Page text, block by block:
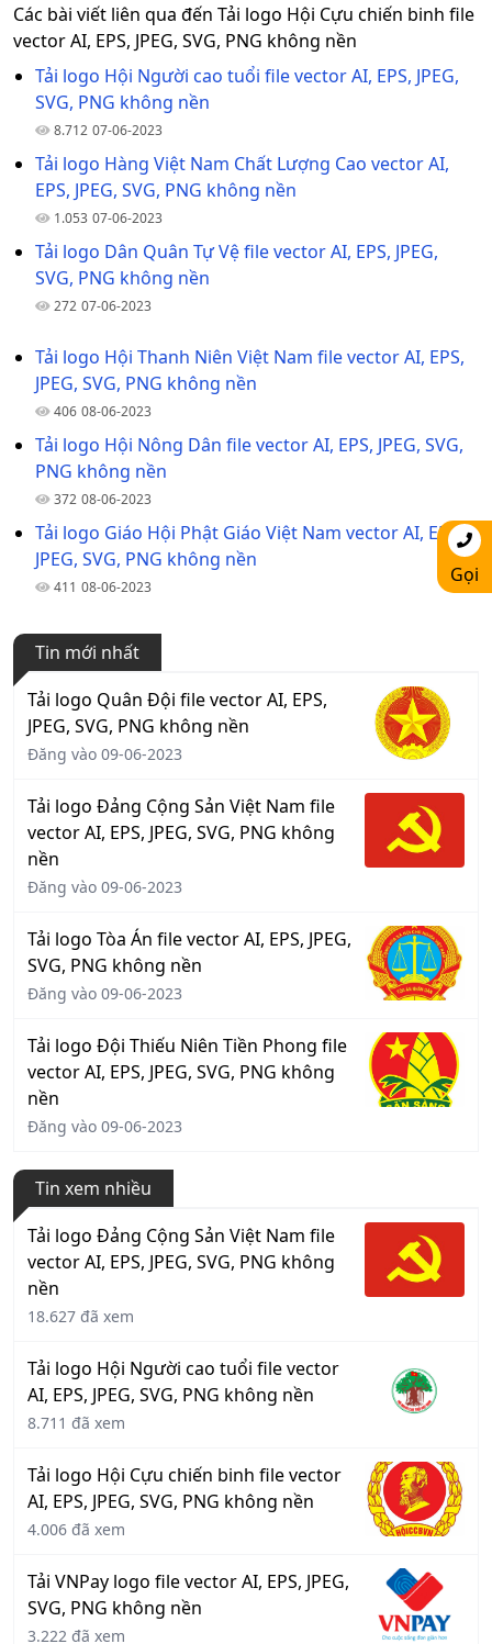
Các bài viết liên qua đến Tải logo Hội Cựu chiến binh file
vector AI, EPS, JPEG, SVG, PNG không nền
Tải logo Hội Người cao tuổi file vector AI, EPS, JPEG,
SVG, PNG không nền
8.712 07-06-2023
Tải logo Hàng Việt Nam Chất Lượng Cao vector AI,
EPS, JPEG, SVG, PNG không nền
1.053 07-06-2023
Tải logo Dân Quân Tự Vệ file vector AI, EPS, JPEG,
SVG, PNG không nền
272 07-06-2023
Tải logo Hội Thanh Niên Việt Nam file vector AI, EPS,
JPEG, SVG, PNG không nền
406 08-06-2023
Tải logo Hội Nông Dân file vector AI, EPS, JPEG, SVG,
PNG không nền
372 08-06-2023
Tải logo Giáo Hội Phật Giáo Việt Nam vector AI, EPS,
JPEG, SVG, PNG không nền
411 08-06-2023
Tin mới nhất
Tải logo Quân Đội file vector AI, EPS,
JPEG, SVG, PNG không nền
Đăng vào 09-06-2023
Tải logo Đảng Cộng Sản Việt Nam file
vector AI, EPS, JPEG, SVG, PNG không
nền
Đăng vào 09-06-2023
Tải logo Tòa Án file vector AI, EPS, JPEG,
SVG, PNG không nền
Đăng vào 09-06-2023
Tải logo Đội Thiếu Niên Tiền Phong file
vector AI, EPS, JPEG, SVG, PNG không
nền
Đăng vào 09-06-2023
Tin xem nhiều
Tải logo Đảng Cộng Sản Việt Nam file
vector AI, EPS, JPEG, SVG, PNG không
nền
18.627 đã xem
Tải logo Hội Người cao tuổi file vector
AI, EPS, JPEG, SVG, PNG không nền
8.711 đã xem
Tải logo Hội Cựu chiến binh file vector
AI, EPS, JPEG, SVG, PNG không nền
4.006 đã xem
Tải VNPay logo file vector AI, EPS, JPEG,
SVG, PNG không nền
3.222 đã xem
Gọi